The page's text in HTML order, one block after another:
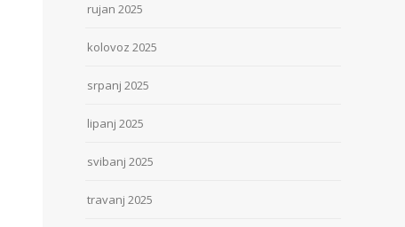
rujan 2025
kolovoz 2025
srpanj 2025
lipanj 2025
svibanj 2025
travanj 2025